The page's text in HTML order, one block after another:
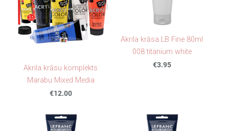
Akrila krāsu komplekts
Marabu Mixed Media
€12.00
Akrila krāsa LB Fine 80ml
008 titanium white
€3.95